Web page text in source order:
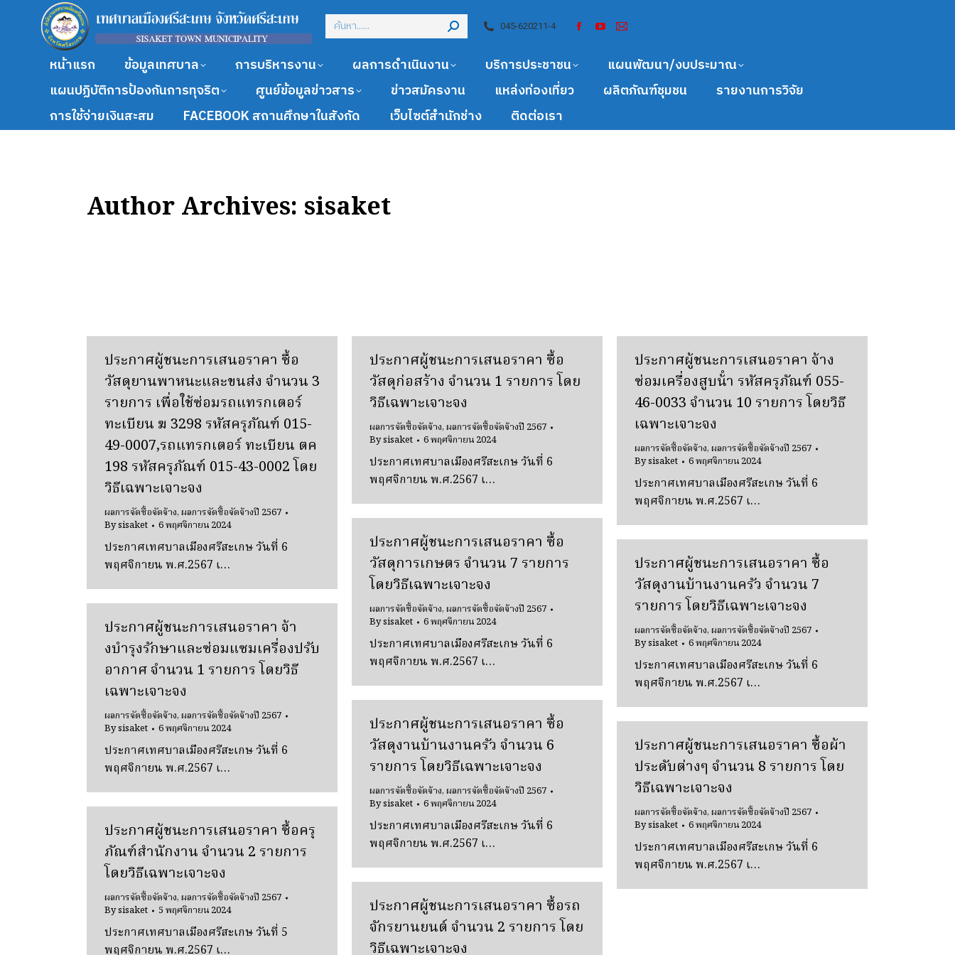
045-620211-4
หน้าแรก ข้อมูลเทศบาล การบริหารงาน ผลการดำเนินงาน บริการประชาชน
แผนพัฒนา/งบประมาณ
แผนปฏิบัติการป้องกันการทุจริต
ศูนย์ข้อมูลข่าวสาร ข่าวสมัครงาน แหล่งท่องเที่ยว ผลิตภัณฑ์ชุมชน
รายงานการวิจัย
การใช้จ่ายเงินสะสม
FACEBOOK สถานศึกษาในสังกัด เว็บไซต์สำนักช่าง ติดต่อเรา
Author Archives: sisaket
ประกาศผู้ชนะการเสนอราคา ซื้อ
วัสดุยานพาหนะและขนส่ง จํานวน 3
รายการ เพื่อใช้ซ่อมรถแทรกเตอร์
ทะเบียน ฆ 3298 รหัสครุภัณฑ์ 015-
49-0007,รถแทรกเตอร์ ทะเบียน ตค
198 รหัสครุภัณฑ์ 015-43-0002 โดย
วิธีเฉพาะเจาะจง
ผลการจัดซื้อจัดจ้าง,ผลการจัดซื้อจัดจ้างปี 2567
Bysisaket 6 พฤศจิกายน 2024
ประกาศเทศบาลเมืองศรีสะเกษ วันที่ 6
พฤศจิกายน พ.ศ.2567 เ…
ประกาศผู้ชนะการเสนอราคา ซื้อ
วัสดุก่อสร้าง จํานวน 1 รายการ โดย
วิธีเฉพาะเจาะจง
ผลการจัดซื้อจัดจ้าง,ผลการจัดซื้อจัดจ้างปี 2567
Bysisaket 6 พฤศจิกายน 2024
ประกาศเทศบาลเมืองศรีสะเกษ วันที่ 6
พฤศจิกายน พ.ศ.2567 เ…
ประกาศผู้ชนะการเสนอราคา จ้าง
ซ่อมเครื่องสูบน้ํา รหัสครุภัณฑ์ 055-
46-0033 จํานวน 10 รายการ โดยวิธี
เฉพาะเจาะจง
ผลการจัดซื้อจัดจ้าง,ผลการจัดซื้อจัดจ้างปี 2567
Bysisaket 6 พฤศจิกายน 2024
ประกาศเทศบาลเมืองศรีสะเกษ วันที่ 6
พฤศจิกายน พ.ศ.2567 เ…
ประกาศผู้ชนะการเสนอราคา ซื้อ
วัสดุการเกษตร จํานวน 7 รายการ
โดยวิธีเฉพาะเจาะจง
ผลการจัดซื้อจัดจ้าง,ผลการจัดซื้อจัดจ้างปี 2567
Bysisaket 6 พฤศจิกายน 2024
ประกาศเทศบาลเมืองศรีสะเกษ วันที่ 6
พฤศจิกายน พ.ศ.2567 เ…
ประกาศผู้ชนะการเสนอราคา ซื้อ
วัสดุงานบ้านงานครัว จํานวน 7
รายการ โดยวิธีเฉพาะเจาะจง
ผลการจัดซื้อจัดจ้าง,ผลการจัดซื้อจัดจ้างปี 2567
Bysisaket 6 พฤศจิกายน 2024
ประกาศเทศบาลเมืองศรีสะเกษ วันที่ 6
พฤศจิกายน พ.ศ.2567 เ…
ประกาศผู้ชนะการเสนอราคา จ้า
งบํารุงรักษาและซ่อมแซมเครื่องปรับ
อากาศ จํานวน 1 รายการ โดยวิธี
เฉพาะเจาะจง
ผลการจัดซื้อจัดจ้าง,ผลการจัดซื้อจัดจ้างปี 2567
Bysisaket 6 พฤศจิกายน 2024
ประกาศเทศบาลเมืองศรีสะเกษ วันที่ 6
พฤศจิกายน พ.ศ.2567 เ…
ประกาศผู้ชนะการเสนอราคา ซื้อ
วัสดุงานบ้านงานครัว จํานวน 6
รายการ โดยวิธีเฉพาะเจาะจง
ผลการจัดซื้อจัดจ้าง,ผลการจัดซื้อจัดจ้างปี 2567
Bysisaket 6 พฤศจิกายน 2024
ประกาศเทศบาลเมืองศรีสะเกษ วันที่ 6
พฤศจิกายน พ.ศ.2567 เ…
ประกาศผู้ชนะการเสนอราคา ซื้อผ้า
ประดับต่างๆ จํานวน 8 รายการ โดย
วิธีเฉพาะเจาะจง
ผลการจัดซื้อจัดจ้าง,ผลการจัดซื้อจัดจ้างปี 2567
Bysisaket 6 พฤศจิกายน 2024
ประกาศเทศบาลเมืองศรีสะเกษ วันที่ 6
พฤศจิกายน พ.ศ.2567 เ…
ประกาศผู้ชนะการเสนอราคา ซื้อครุ
ภัณฑ์สํานักงาน จํานวน 2 รายการ
โดยวิธีเฉพาะเจาะจง
ผลการจัดซื้อจัดจ้าง,ผลการจัดซื้อจัดจ้างปี 2567
Bysisaket 5 พฤศจิกายน 2024
ประกาศเทศบาลเมืองศรีสะเกษ วันที่ 5
พฤศจิกายน พ.ศ.2567 เ…
ประกาศผู้ชนะการเสนอราคา ซื้อรถ
จักรยานยนต์ จํานวน 2 รายการ โดย
วิธีเฉพาะเจาะจง